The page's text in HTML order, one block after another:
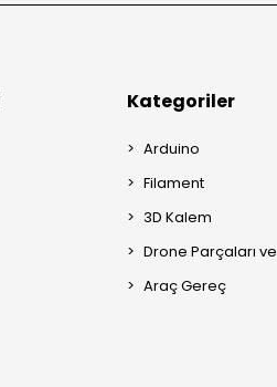
Kategoriler
Arduino
Filament
3D Kalem
Drone Parçaları
Araç Gereç